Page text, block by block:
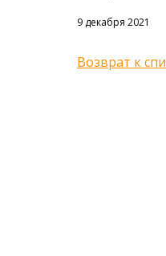
9 декабря 2021
Возврат к